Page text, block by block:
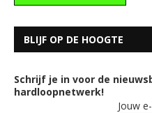
BLIJF OP DE HOOGTE
Schrijf je in voor de
hardloopnetwerk!
Jouw